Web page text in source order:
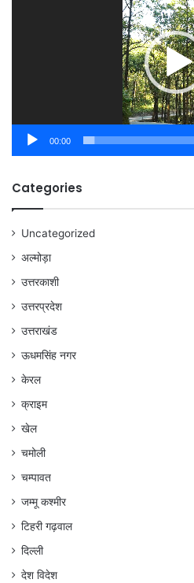
00:00
Categories
Uncategorized
अल्मोड़ा
उत्तरकाशी
उत्तरप्रदेश
उत्तराखंड
ऊधमसिंह नगर
केरल
क्राइम
खेल
चमोली
चम्पावत
जम्मू कश्मीर
टिहरी गढ़वाल
दिल्ली
देश विदेश